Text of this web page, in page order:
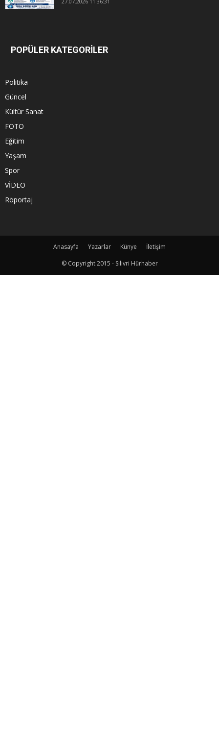
POPÜLER KATEGORİLER
Politika
Güncel
Kültür Sanat
FOTO
Eğitim
Yaşam
Spor
VİDEO
Röportaj
Anasayfa Yazarlar Künye
İletişim
© Copyright 2015 - Silivri Hürhaber